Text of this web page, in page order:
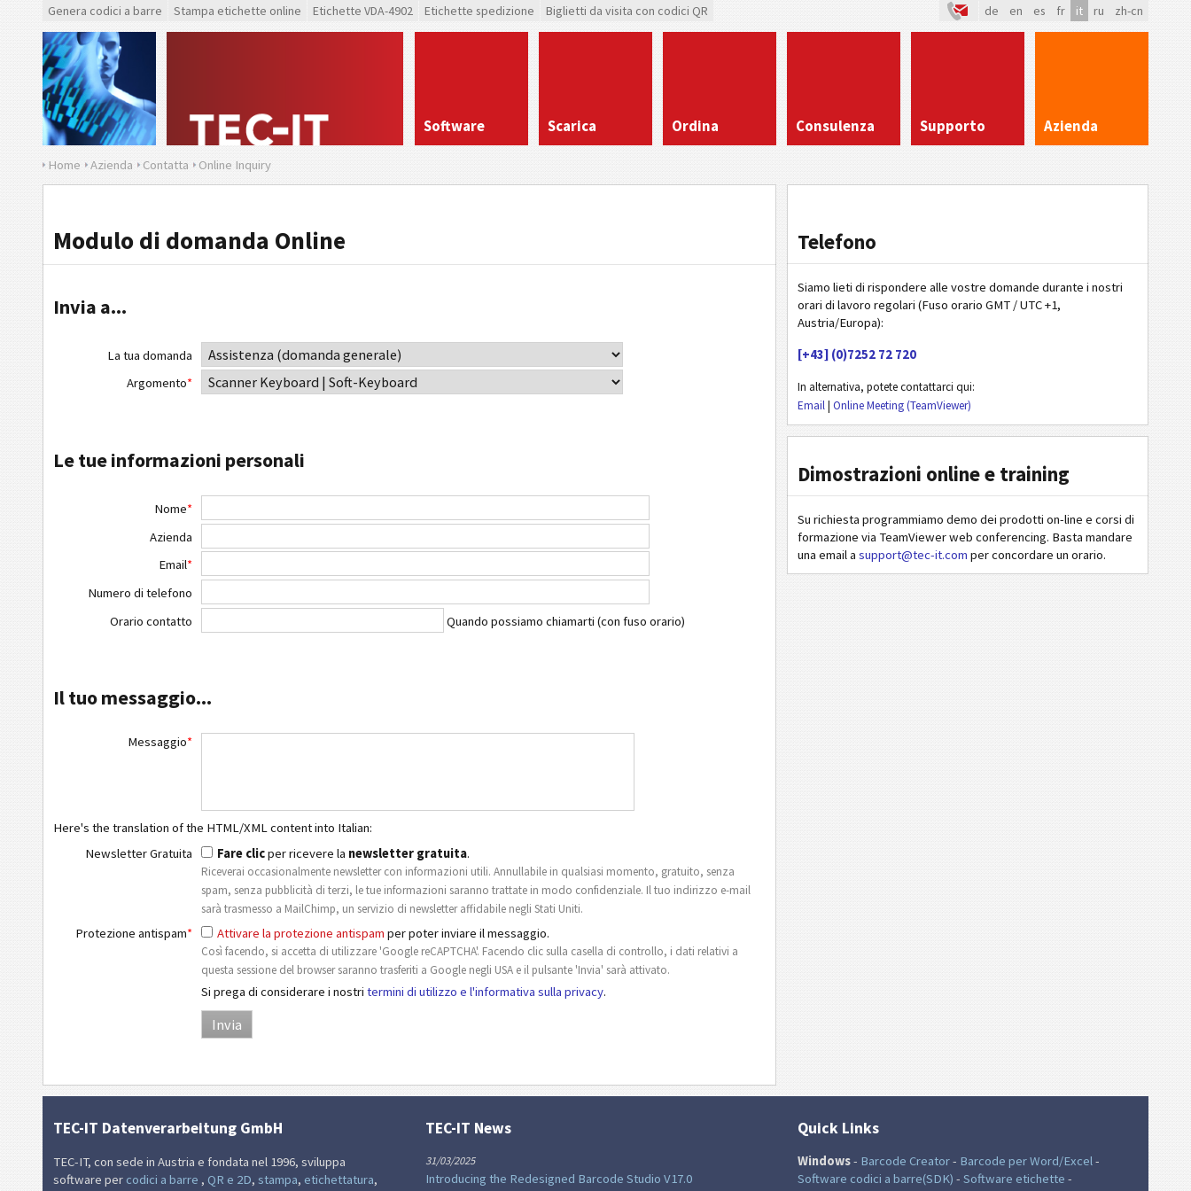
Genera codici a barre Stampa etichette online Etichette VDA-4902 Etichette spedizione Biglietti da visita con codici QR de en es fr it ru zh-cn
Software Scarica Ordina Consulenza Supporto Azienda
Home Azienda Contatta Online Inquiry
Modulo di domanda Online
Invia a...
La tua domanda
Argomento*
Le tue informazioni personali
Nome*
Azienda
Email*
Numero di telefono
Orario contatto
Quando possiamo chiamarti (con fuso orario)
Il tuo messaggio...
Messaggio*
Here's the translation of the HTML/XML content into Italian:
Newsletter Gratuita
Fare clicper ricevere la newsletter gratuita.
Riceverai occasionalmente newsletter con informazioni utili. Annullabile in qualsiasi momento, gratuito, senza
spam, senza pubblicità di terzi, le tue informazioni saranno trattate in modo confidenziale. Il tuo indirizzo e-mail
sarà trasmesso a MailChimp, un servizio di newsletter affidabile negli Stati Uniti.
Protezione antispam* Attivare la protezione antispam per poter inviare il messaggio.
Così facendo, si accetta di utilizzare 'Google reCAPTCHA'. Facendo clic sulla casella di controllo, i dati relativi a
questa sessione del browser saranno trasferiti a Google negli USA e il pulsante 'Invia' sarà attivato.
Si prega di considerare i nostritermini di utilizzo e l'informativa sulla privacy.
Telefono
Siamo lieti di rispondere alle vostre domande durante i nostri
orari di lavoro regolari (Fuso orario GMT / UTC +1,
Austria/Europa):
[+43] (0)7252 72 720
In alternativa, potete contattarci qui:
Email| Online Meeting (TeamViewer)
Dimostrazioni online e training
Su richiesta programmiamo demo dei prodotti on-line e corsi di
formazione via TeamViewer web conferencing. Basta mandare
una email a support@tec-it.com per concordare un orario.
TEC-IT Datenverarbeitung GmbH
TEC-IT, con sede in Austria e fondata nel 1996, sviluppa
software per codici a barre , QR e 2D, stampa, etichettatura,
TEC-IT News
31/03/2025
Introducing the Redesigned Barcode Studio V17.0
Quick Links
Windows- Barcode Creator- Barcode per Word/Excel-
Software codici a barre(SDK) - Software etichette -